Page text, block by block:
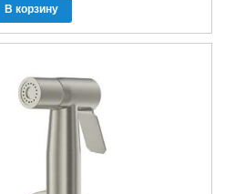
В корзину